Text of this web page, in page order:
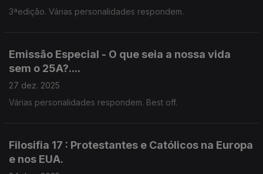
3ªedição. Várias personalidades respondem.
Emissão Especial - O que seia a nossa vida
sem o 25A?....
27 dez. 2025
Várias personalidades respondem. Best off.
Filosifia 17 : Protestantes e Católicos na Europa
e nos EUA.